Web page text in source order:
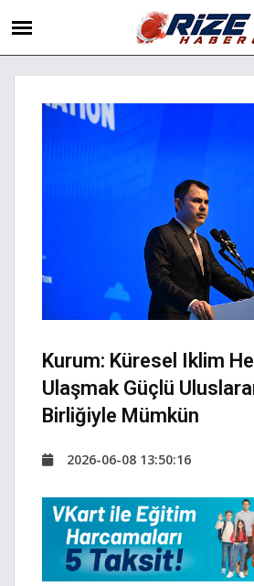
Kurum: Küresel Iklim
Ulaşmak Güçlü
Birliğiyle Mümkün
2026-06-08 13:50:16